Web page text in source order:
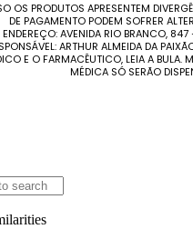
OS PRODUTOS APRESENTEM
DE PAGAMENTO PODEM SOFRER
ENDEREÇO: AVENIDA RIO BRANCO,
ARTHUR ALMEIDA DA
E O FARMACÊUTICO, LEIA A
MÉDICA SÓ SERÃO